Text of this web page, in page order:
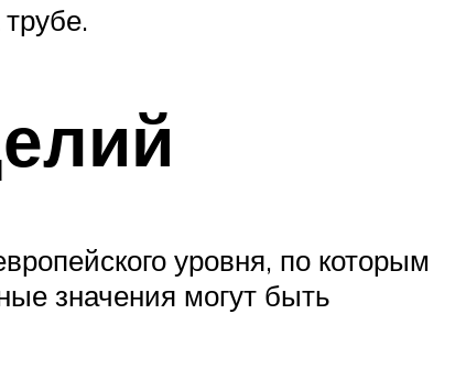
уровня, по которым
значения могут быть